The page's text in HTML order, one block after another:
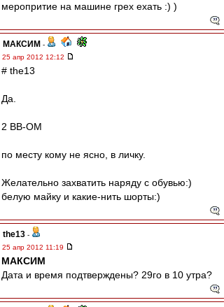
меропритие на машине грех ехать :) )
МАКСИМ -
25 апр 2012 12:12
# the13
Да.
2 ВВ-ОМ
по месту кому не ясно, в личку.
Желательно захватить наряду с обувью:)
белую майку и какие-нить шорты:)
the13 -
25 апр 2012 11:19
МАКСИМ
Дата и время подтверждены? 29го в 10 утра?